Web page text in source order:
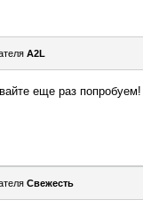
A2L
еще раз
Свежесть